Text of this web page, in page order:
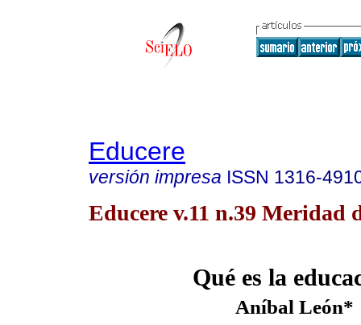
Educere
versión impresa ISSN 1316-
Educere v.11 n.39 Meridad
Qué es la
Aníbal León*